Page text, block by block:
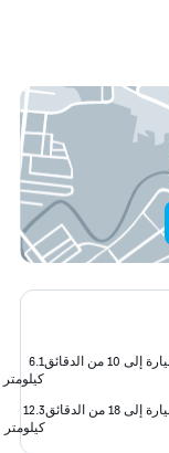
10 من الدقائق
6.1
كيلومتر
18 من الدقائق
12.3
كيلومتر